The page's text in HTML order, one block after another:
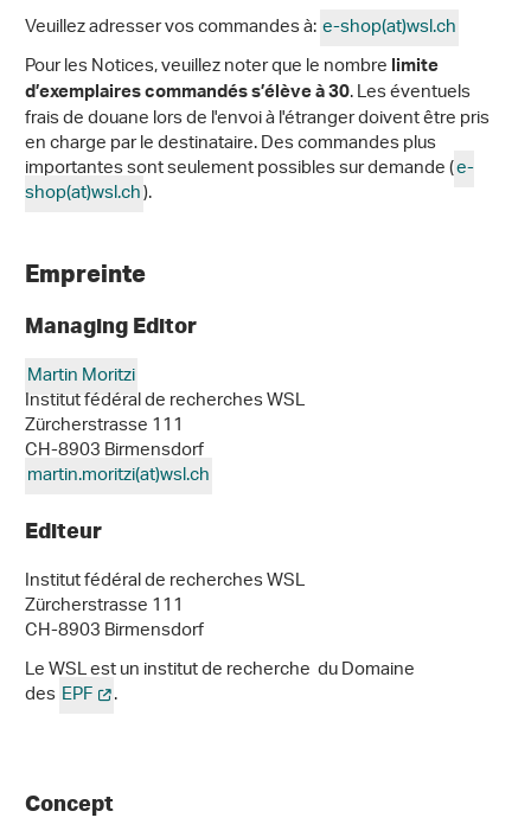
Veuillez adresser vos commandes à:e-shop(at)wsl.ch
Pour les Notices, veuillez noter que le nombrelimite
d’exemplaires commandés s’élève à 30. Les éventuels
frais de douane lors de l'envoi à l'étranger doivent être pris
en charge par le destinataire. Des commandes plus
importantes sont seulement possibles sur demande (e-
shop(at)wsl.ch).
Empreinte
Managing Editor
Martin Moritzi
Institut fédéral de recherches WSL
Zürcherstrasse 111
CH-8903 Birmensdorf
martin.moritzi(at)wsl.ch
Editeur
Institut fédéral de recherches WSL
Zürcherstrasse 111
CH-8903 Birmensdorf
Le WSL est un institut de recherche du Domaine
desEPF .
Concept